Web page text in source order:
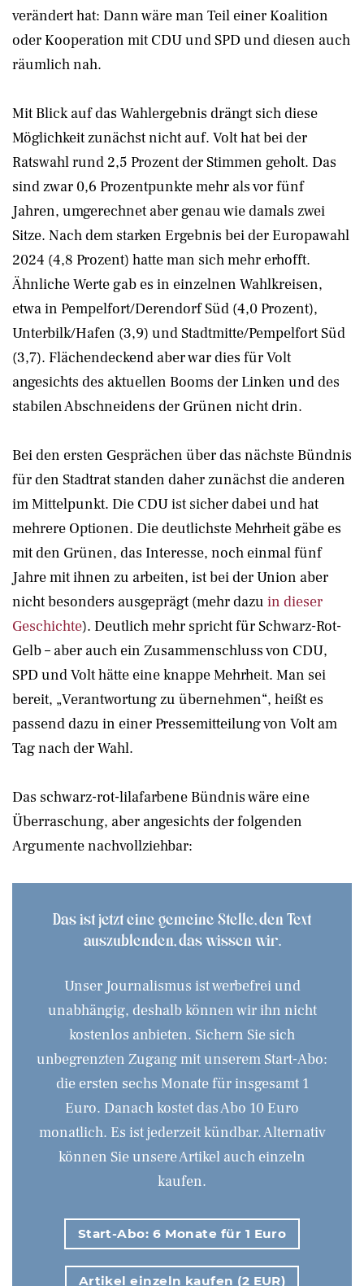
verändert hat: Dann wäre man Teil einer Koalition
oder Kooperation mit CDU und SPD und diesen auch
räumlich nah.
Mit Blick auf das Wahlergebnis drängt sich diese
Möglichkeit zunächst nicht auf. Volt hat bei der
Ratswahl rund 2,5 Prozent der Stimmen geholt. Das
sind zwar 0,6 Prozentpunkte mehr als vor fünf
Jahren, umgerechnet aber genau wie damals zwei
Sitze. Nach dem starken Ergebnis bei der Europawahl
2024 (4,8 Prozent) hatte man sich mehr erhofft.
Ähnliche Werte gab es in einzelnen Wahlkreisen,
etwa in Pempelfort/Derendorf Süd (4,0 Prozent),
Unterbilk/Hafen (3,9) und Stadtmitte/Pempelfort Süd
(3,7). Flächendeckend aber war dies für Volt
angesichts des aktuellen Booms der Linken und des
stabilen Abschneidens der Grünen nicht drin.
Bei den ersten Gesprächen über das nächste Bündnis
für den Stadtrat standen daher zunächst die anderen
im Mittelpunkt. Die CDU ist sicher dabei und hat
mehrere Optionen. Die deutlichste Mehrheit gäbe es
mit den Grünen, das Interesse, noch einmal fünf
Jahre mit ihnen zu arbeiten, ist bei der Union aber
nicht besonders ausgeprägt (mehr dazu in dieser
Geschichte). Deutlich mehr spricht für Schwarz-Rot-
Gelb – aber auch ein Zusammenschluss von CDU,
SPD und Volt hätte eine knappe Mehrheit. Man sei
bereit, „Verantwortung zu übernehmen“, heißt es
passend dazu in einer Pressemitteilung von Volt am
Tag nach der Wahl.
Das schwarz-rot-lilafarbene Bündnis wäre eine
Überraschung, aber angesichts der folgenden
Argumente nachvollziehbar:
Das ist jetzt eine gemeine Stelle, den Text
auszublenden, das wissen wir.
Unser Journalismus ist werbefrei und
unabhängig, deshalb können wir ihn nicht
kostenlos anbieten. Sichern Sie sich
unbegrenzten Zugang mit unserem Start-Abo:
die ersten sechs Monate für insgesamt 1
Euro. Danach kostet das Abo 10 Euro
monatlich. Es ist jederzeit kündbar. Alternativ
können Sie unsere Artikel auch einzeln
kaufen.
Start-Abo: 6 Monate für 1 Euro
Artikel einzeln kaufen (2 EUR)